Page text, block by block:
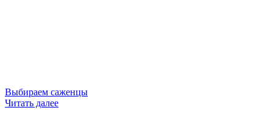
Выбираем саженцы
Читать далее